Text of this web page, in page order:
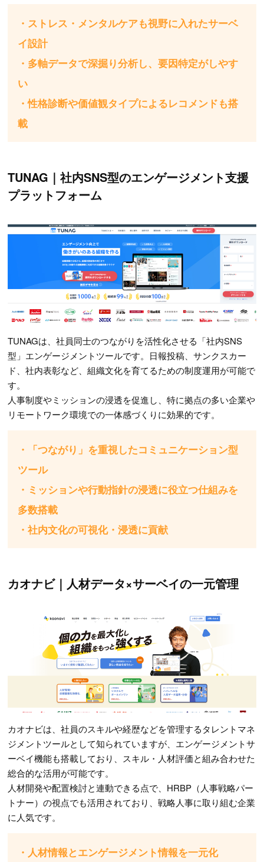
・ストレス・メンタルケアも視野に入れたサーベ
イ設計
・多軸データで深掘り分析し、要因特定がしやす
い
・性格診断や価値観タイプによるレコメンドも搭
載
TUNAG｜社内SNS型のエンゲージメント支援
プラットフォーム
TUNAGは、社員同士のつながりを活性化させる「社内SNS
型」エンゲージメントツールです。日報投稿、サンクスカー
ド、社内表彰など、組織文化を育てるための制度運用が可能で
す。
人事制度やミッションの浸透を促進し、特に拠点の多い企業や
リモートワーク環境での一体感づくりに効果的です。
・「つながり」を重視したコミュニケーション型
ツール
・ミッションや行動指針の浸透に役立つ仕組みを
多数搭載
・社内文化の可視化・浸透に貢献
カオナビ｜人材データ×サーベイの一元管理
カオナビは、社員のスキルや経歴などを管理するタレントマネ
ジメントツールとして知られていますが、エンゲージメントサ
ーベイ機能も搭載しており、スキル・人材評価と組み合わせた
総合的な活用が可能です。
人材開発や配置検討と連動できる点で、HRBP（人事戦略パー
トナー）の視点でも活用されており、戦略人事に取り組む企業
に人気です。
・人材情報とエンゲージメント情報を一元化